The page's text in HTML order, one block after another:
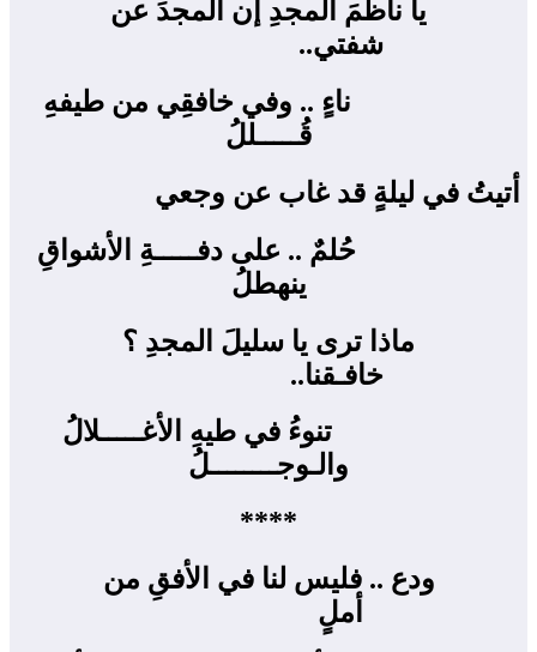
يا ناظمَ المجدِ إن المجدَ عن
شفتي.. ‍
ناءٍ .. وفي خافقِي من طيفهِ
قُـــــللُ
أتيتُ في ليلةٍ قد غاب عن وجعي
حُلمٌ .. على دفـــــةِ الأشواقِ
ينهطلُ
ماذا ترى يا سليلَ المجدِ ؟
خافـقنا..
تنوءُ في طيهِ الأغـــــلالُ
والـوجــــــــلُ
****
ودع .. فليس لنا في الأفقِ من
أملٍ ‍